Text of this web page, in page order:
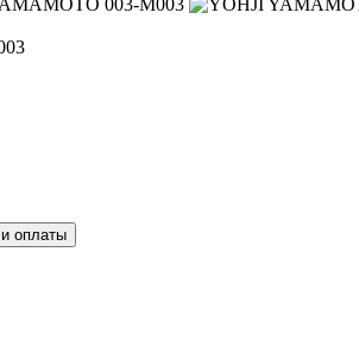
оплаты